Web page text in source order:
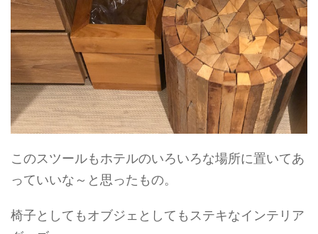
このスツールもホテルのいろいろな場所に置いてあ
っていいな～と思ったもの。
椅子としてもオブジェとしてもステキなインテリア